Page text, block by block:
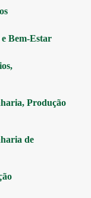
Bem-Estar
Produção
de